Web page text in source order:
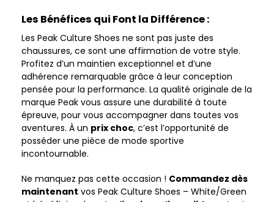
Les Bénéfices qui Font la Différence :
Les Peak Culture Shoes ne sont pas juste des
chaussures, ce sont une affirmation de votre style.
Profitez d’un maintien exceptionnel et d’une
adhérence remarquable grâce à leur conception
pensée pour la performance. La qualité originale de la
marque Peak vous assure une durabilité à toute
épreuve, pour vous accompagner dans toutes vos
aventures. À un prix choc, c’est l’opportunité de
posséder une pièce de mode sportive
incontournable.
Ne manquez pas cette occasion ! Commandez dès
maintenant vos Peak Culture Shoes – White/Green